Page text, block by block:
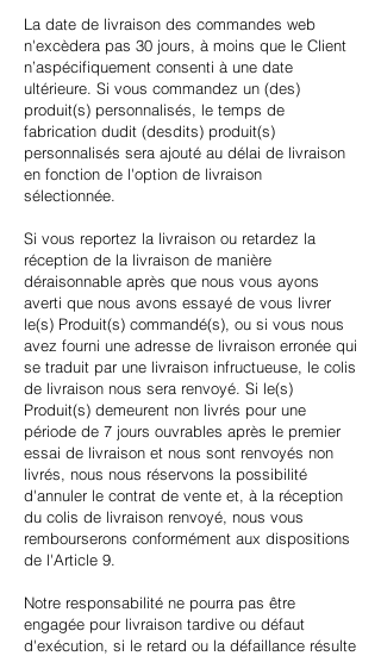
La date de livraison des commandes web
n'excèdera pas 30 jours, à moins que le Client
n’aspécifiquement consenti à une date
ultérieure. Si vous commandez un (des)
produit(s) personnalisés, le temps de
fabrication dudit (desdits) produit(s)
personnalisés sera ajouté au délai de livraison
en fonction de l'option de livraison
sélectionnée.
Si vous reportez la livraison ou retardez la
réception de la livraison de manière
déraisonnable après que nous vous ayons
averti que nous avons essayé de vous livrer
le(s) Produit(s) commandé(s), ou si vous nous
avez fourni une adresse de livraison erronée qui
se traduit par une livraison infructueuse, le colis
de livraison nous sera renvoyé. Si le(s)
Produit(s) demeurent non livrés pour une
période de 7 jours ouvrables après le premier
essai de livraison et nous sont renvoyés non
livrés, nous nous réservons la possibilité
d'annuler le contrat de vente et, à la réception
du colis de livraison renvoyé, nous vous
rembourserons conformément aux dispositions
de l'Article 9.
Notre responsabilité ne pourra pas être
engagée pour livraison tardive ou défaut
d'exécution, si le retard ou la défaillance résulte